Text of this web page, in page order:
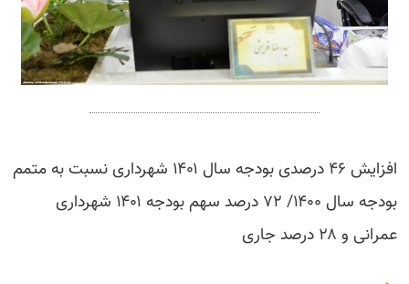
افزایش ۴۶ درصدی بودجه سال ۱۴۰۱ شهرداری نسبت به متمم
بودجه سال ۱۴۰۰/ ۷۲ درصد سهم بودجه ۱۴۰۱ شهرداری
عمرانی و ۲۸ درصد جاری